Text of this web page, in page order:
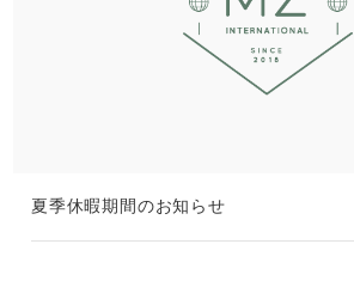
夏季休暇期間のお知らせ